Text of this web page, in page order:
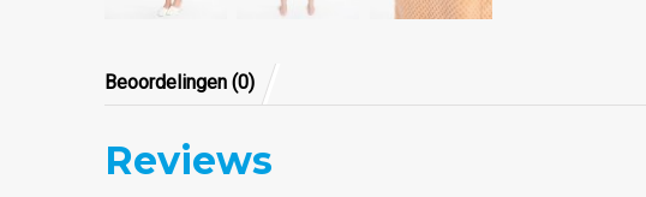
Beoordelingen (0)
Reviews